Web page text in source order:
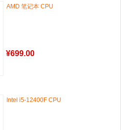
AMD 笔记本 CPU
¥699.00
Intel i5-12400F CPU